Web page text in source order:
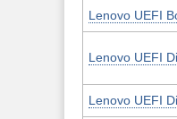
Lenovo UEFI
Lenovo UEFI
Lenovo UEFI